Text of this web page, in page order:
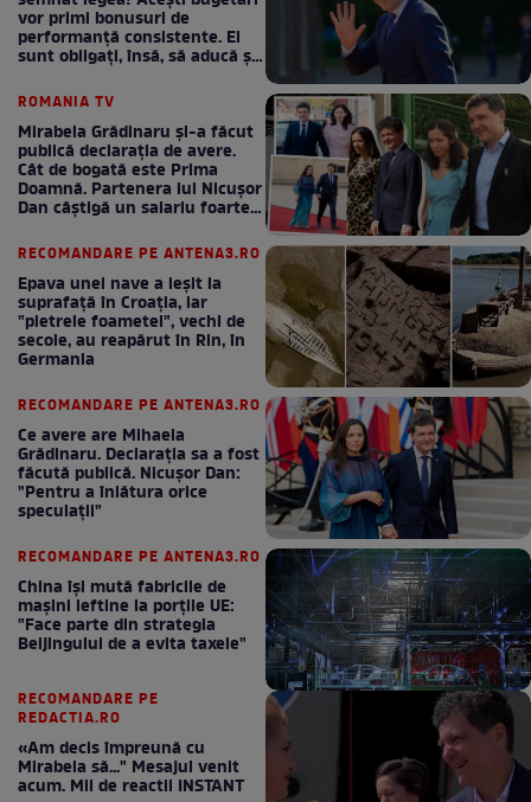
vor primi bonusuri de
performanță consistente. Ei
sunt obligați, însă, să aducă și
ROMANIA TV
Mirabela Grădinaru și-a făcut
publică declarația de avere.
Cât de bogată este Prima
Doamnă. Partenera lui Nicușor
Dan câștigă un salariu foarte
RECOMANDARE PE ANTENA3.RO
Epava unei nave a ieșit la
suprafață în Croația, iar
"pietrele foametei", vechi de
secole, au reapărut în Rin, în
Germania
RECOMANDARE PE ANTENA3.RO
Ce avere are Mihaela
Grădinaru. Declarația sa a fost
făcută publică. Nicușor Dan:
"Pentru a înlătura orice
speculații"
RECOMANDARE PE ANTENA3.RO
China își mută fabricile de
mașini ieftine la porțile UE:
"Face parte din strategia
Beijingului de a evita taxele"
RECOMANDARE PE
REDACTIA.RO
«Am decis împreună cu
Mirabela să..." Mesajul venit
acum. Mii de reactii INSTANT